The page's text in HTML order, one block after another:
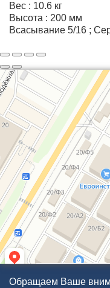
Вес : 10.6 кг
Высота : 200 мм
Всасывание 5/16 ;
Обращаем Ваше